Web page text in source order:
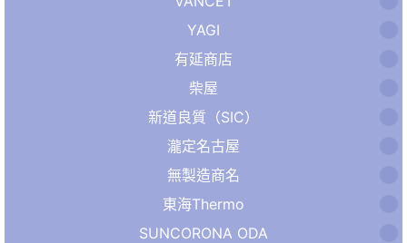
YAGI
有延商店
柴屋
新道良質（SIC）
瀧定名古屋
無製造商名
東海Thermo
SUNCORONA ODA